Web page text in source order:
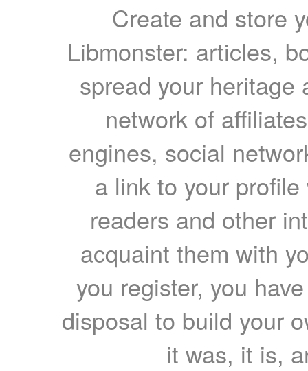
Create and store
Libmonster: articles,
spread your heritage
network of
engines, social
a link to your
readers and other
acquaint them with
you register, you
disposal to build your
it was, it is,